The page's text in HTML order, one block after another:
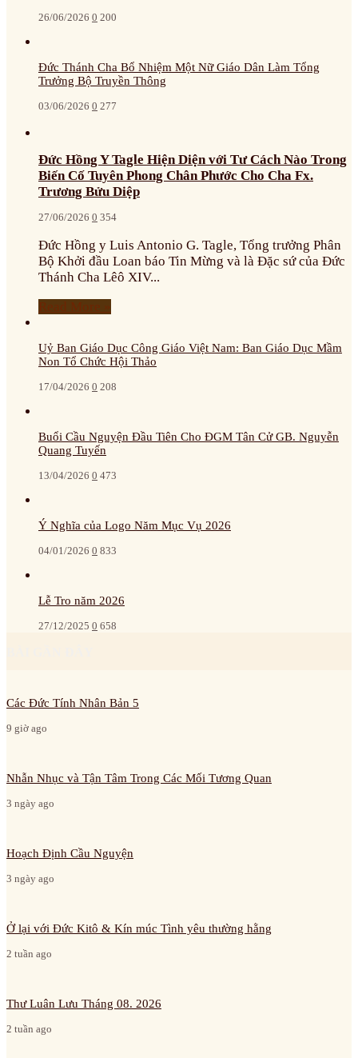
26/06/2026 0 200
Đức Thánh Cha Bổ Nhiệm Một Nữ Giáo Dân Làm Tổng
Trưởng Bộ Truyền Thông
03/06/2026 0 277
Đức Hồng Y Tagle Hiện Diện với Tư Cách Nào Trong
Biến Cố Tuyên Phong Chân Phước Cho Cha Fx.
Trương Bửu Diệp
27/06/2026 0 354
Đức Hồng y Luis Antonio G. Tagle, Tổng trưởng Phân
Bộ Khởi đầu Loan báo Tin Mừng và là Đặc sứ của Đức
Thánh Cha Lêô XIV...
Read More »
Uỷ Ban Giáo Dục Công Giáo Việt Nam: Ban Giáo Dục Mầm
Non Tổ Chức Hội Thảo
17/04/2026 0 208
Buổi Cầu Nguyện Đầu Tiên Cho ĐGM Tân Cử GB. Nguyễn
Quang Tuyến
13/04/2026 0 473
Ý Nghĩa của Logo Năm Mục Vụ 2026
04/01/2026 0 833
Lễ Tro năm 2026
27/12/2025 0 658
Các Đức Tính Nhân Bản 5
9 giờ ago
Nhẫn Nhục và Tận Tâm Trong Các Mối Tương Quan
3 ngày ago
Hoạch Định Cầu Nguyện
3 ngày ago
Ở lại với Đức Kitô & Kín múc Tình yêu thường hằng
2 tuần ago
Thư Luân Lưu Tháng 08. 2026
2 tuần ago